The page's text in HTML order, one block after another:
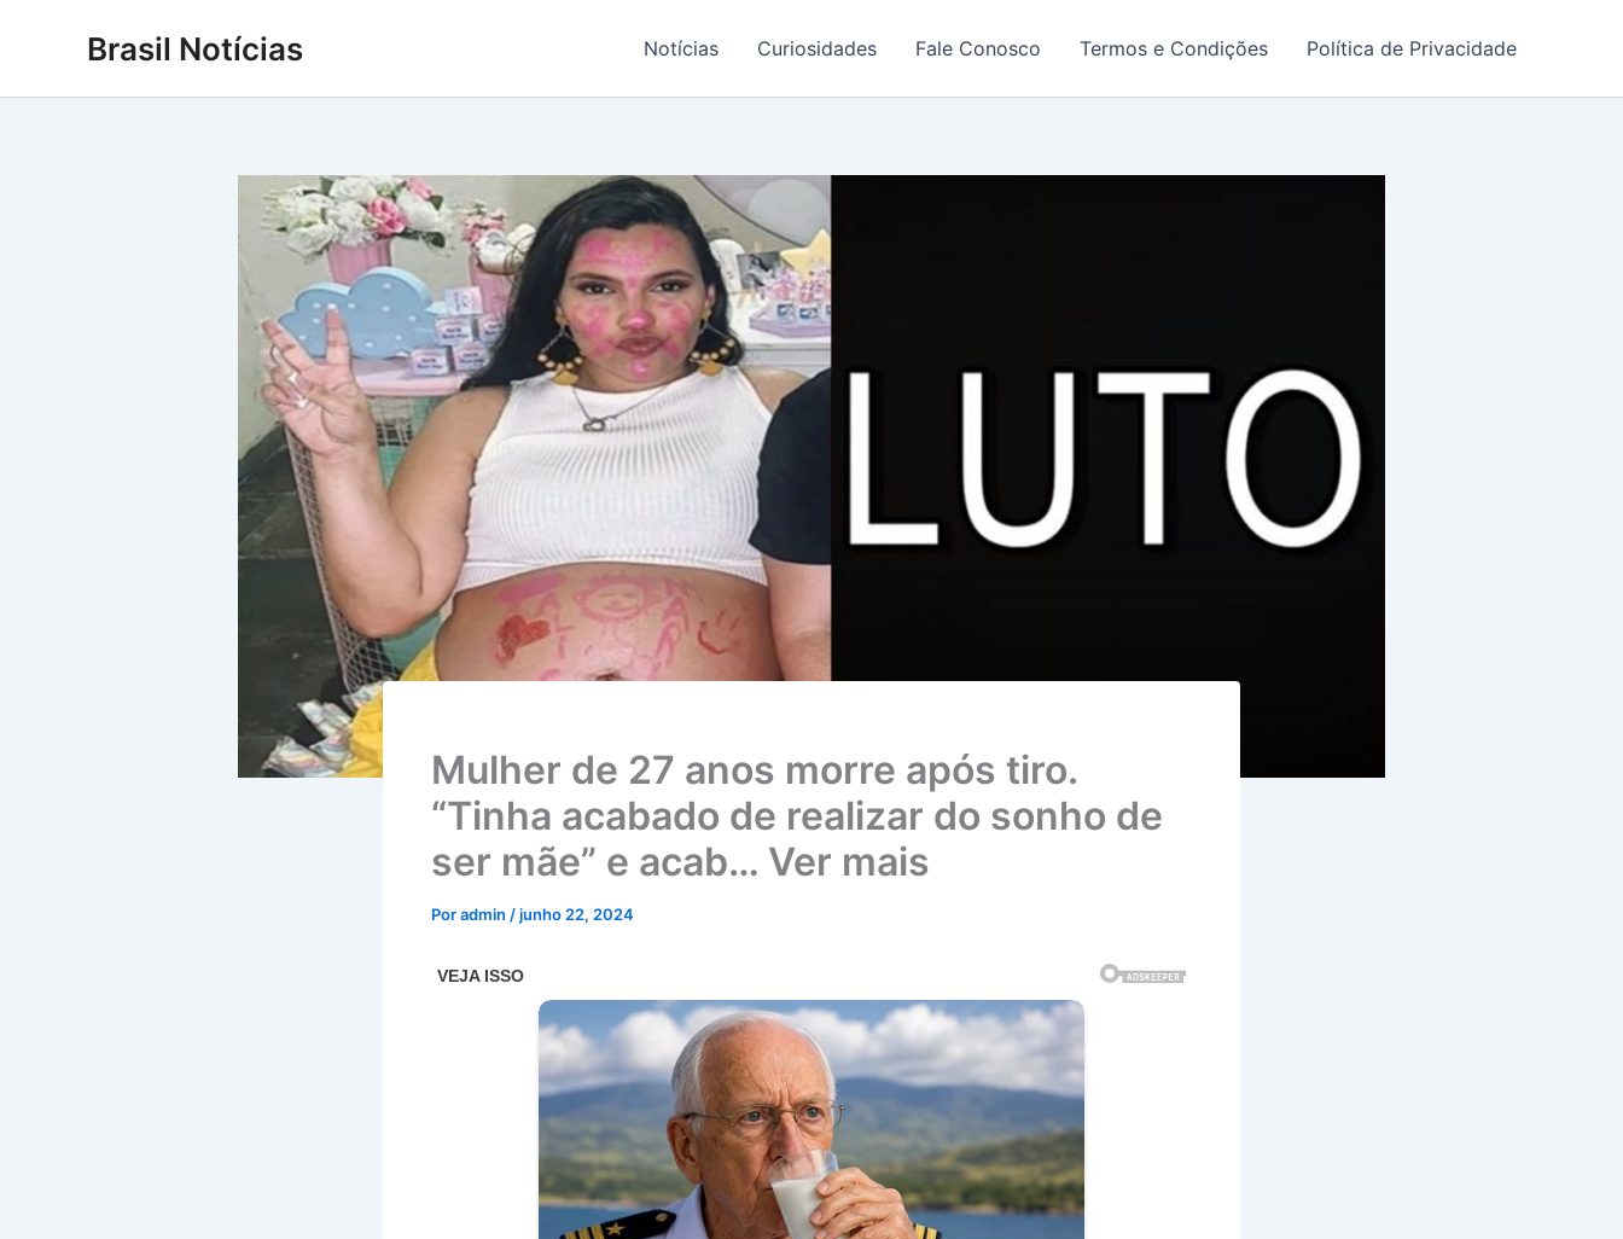
Brasil Notícias Notícias Curiosidades Fale Conosco Termos e Condições Política de Privacidade
Mulher de 27 anos morre após tiro.
“Tinha acabado de realizar do sonho de
ser mãe” e acab… Ver mais
Poradmin /junho 22, 2024